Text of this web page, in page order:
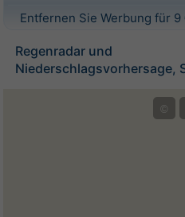
Entfernen Sie Werbung für
Regenradar und
Niederschlagsvorhersage,
©